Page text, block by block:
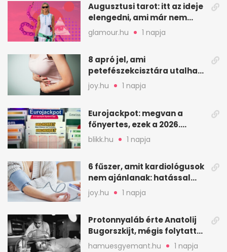
Augusztusi tarot: itt az ideje
elengedni, ami már nem
szolgál téged
glamour.hu 1 napja
8 apró jel, ami
petefészekcisztára utalhat
– mire figyelj
joy.hu 1 napja
Eurojackpot: megvan a
főnyertes, ezek a 2026.
augusztus 7-i számok
blikk.hu 1 napja
6 fűszer, amit kardiológusok
nem ajánlanak: hatással
lehet a vérnyomásra
joy.hu 1 napja
Protonnyaláb érte Anatolij
Bugorszkijt, mégis folytatta
a munkát
hamuesgyemant.hu 1 napja